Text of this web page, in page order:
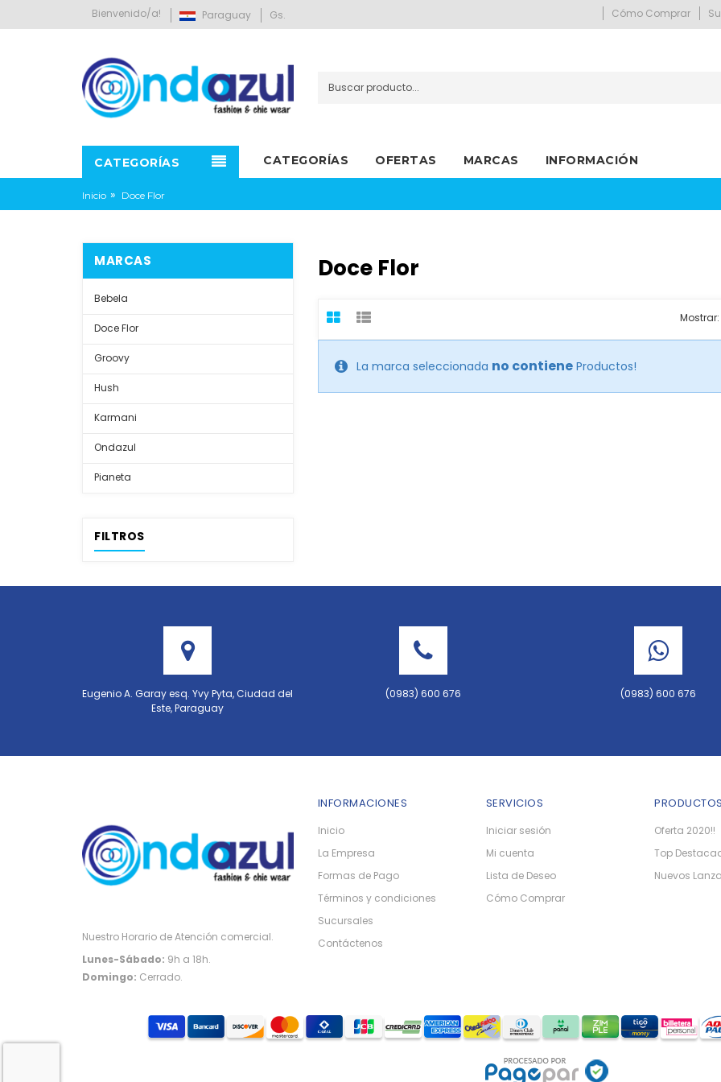
Bienvenido/a! Paraguay Gs. Cómo Comprar
CATEGORÍAS CATEGORÍAS OFERTAS MARCAS INFORMACIÓN
Inicio » Doce Flor
Doce Flor
Mostrar:
La marca seleccionada no contieneProductos!
MARCAS
Bebela
Doce Flor
Groovy
Hush
Karmani
Ondazul
Pianeta
FILTROS
Eugenio A. Garay esq. Yvy Pyta, Ciudad del
Este, Paraguay
(0983) 600 676 (0983) 600 676
Nuestro Horario de Atención comercial.
Lunes-Sábado: 9h a 18h.
Domingo: Cerrado.
INFORMACIONES
Inicio
La Empresa
Formas de Pago
Términos y condiciones
Sucursales
Contáctenos
SERVICIOS
Iniciar sesión
Mi cuenta
Lista de Deseo
Cómo Comprar
PRODUCTOS
Oferta 2020!!
Top
Nuevos